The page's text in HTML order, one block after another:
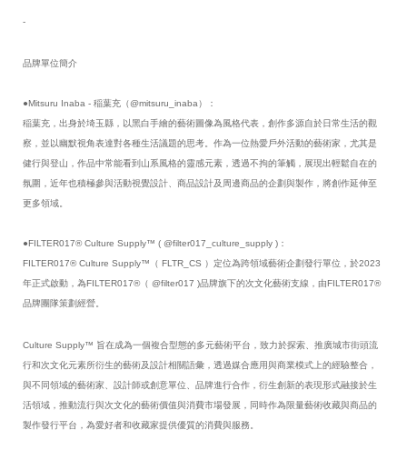
-
品牌單位簡介
●Mitsuru Inaba - 稲葉充（@mitsuru_inaba）：
稲葉充，出身於埼玉縣，以黑白手繪的藝術圖像為風格代表，創作多源自於日常生活的觀
察，並以幽默視角表達對各種生活議題的思考。作為一位熱愛戶外活動的藝術家，尤其是
健行與登山，作品中常能看到山系風格的靈感元素，透過不拘的筆觸，展現出輕鬆自在的
氛圍，近年也積極參與活動視覺設計、商品設計及周邊商品的企劃與製作，將創作延伸至
更多領域。
●FILTER017® Culture Supply™ ( @filter017_culture_supply )：
FILTER017® Culture Supply™（ FLTR_CS ）定位為跨領域藝術企劃發行單位，於2023
年正式啟動，為FILTER017®（ @filter017 )品牌旗下的次文化藝術支線，由FILTER017®
品牌團隊策劃經營。
Culture Supply™ 旨在成為一個複合型態的多元藝術平台，致力於探索、推廣城市街頭流
行和次文化元素所衍生的藝術及設計相關語彙，透過媒合應用與商業模式上的經驗整合，
與不同領域的藝術家、設計師或創意單位、品牌進行合作，衍生創新的表現形式融接於生
活領域，推動流行與次文化的藝術價值與消費市場發展，同時作為限量藝術收藏與商品的
製作發行平台，為愛好者和收藏家提供優質的消費與服務。